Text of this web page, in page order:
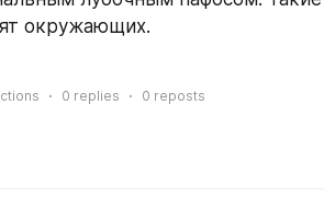
окружающих.
0 replies 0 reposts